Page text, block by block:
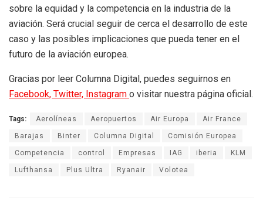
sobre la equidad y la competencia en la industria de la
aviación. Será crucial seguir de cerca el desarrollo de este
caso y las posibles implicaciones que pueda tener en el
futuro de la aviación europea.
Gracias por leer Columna Digital, puedes seguirnos en
Facebook, Twitter, Instagram o visitar nuestra página oficial.
Tags: Aerolíneas Aeropuertos Air Europa Air France
Barajas Binter Columna Digital Comisión Europea
Competencia control Empresas IAG iberia KLM
Lufthansa Plus Ultra Ryanair Volotea